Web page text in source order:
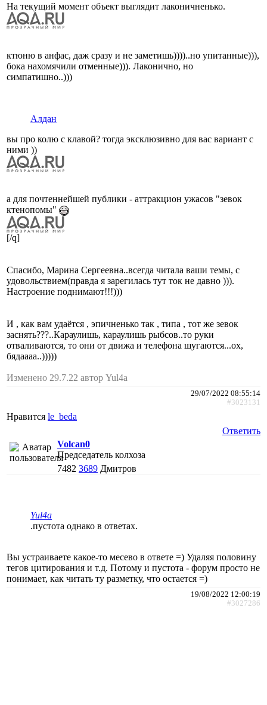
На текущий момент объект выглядит лаконичненько.
ктюню в анфас, даж сразу и не заметишь))))..но упитанные))),
бока нахомячили отменные))). Лаконично, но
симпатишно..)))
Алдан
вы про колю с клавой? тогда эксклюзивно для вас вариант с
ними ))
а для почтеннейшей публики - аттракцион ужасов "зевок
ктенопомы"
[/q]
Спасибо, Марина Сергеевна..всегда читала ваши темы, с
удовольствием(правда я зарегилась тут ток не давно ))).
Настроение поднимают!!!)))
И , как вам удаётся , эпичненько так , типа , тот же зевок
заснять???..Караулишь, караулишь рыбсов..то руки
отваливаются, то они от движа и телефона шугаются...ох,
бядаааа..)))))
Изменено 29.7.22 автор Yul4a
29/07/2022 08:55:14
#3023131
Нравится le_beda
Ответить
Volcan0
Председатель колхоза
7482 3689 Дмитров
Yul4a
.пустота однако в ответах.
Вы устраиваете какое-то месево в ответе =) Удаляя половину
тегов цитирования и т.д. Потому и пустота - форум просто не
понимает, как читать ту разметку, что остается =)
19/08/2022 12:00:19
#3027286